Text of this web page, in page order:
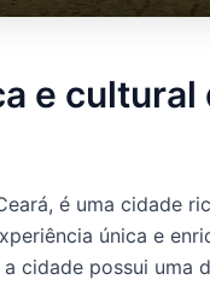
e cultural
é uma cidade
única e
cidade possui uma